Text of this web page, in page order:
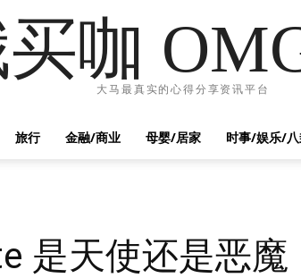
咖
大马最真实的心得分享资讯平台
旅行 金融/商业 母婴/居家 时事/娱乐/
是天使还是恶魔